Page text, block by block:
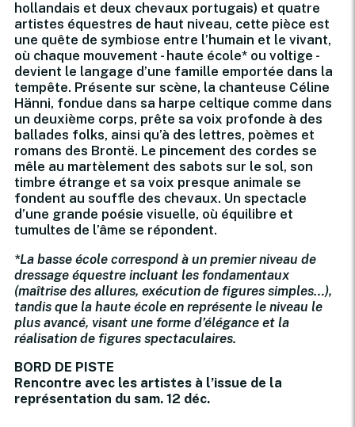
hollandais et deux chevaux portugais) et quatre
artistes équestres de haut niveau, cette pièce est
une quête de symbiose entre l’humain et le vivant,
où chaque mouvement - haute école* ou voltige -
devient le langage d’une famille emportée dans la
tempête. Présente sur scène, la chanteuse Céline
Hänni, fondue dans sa harpe celtique comme dans
un deuxième corps, prête sa voix profonde à des
ballades folks, ainsi qu’à des lettres, poèmes et
romans des Brontë. Le pincement des cordes se
mêle au martèlement des sabots sur le sol, son
timbre étrange et sa voix presque animale se
fondent au souffle des chevaux. Un spectacle
d’une grande poésie visuelle, où équilibre et
tumultes de l’âme se répondent.
*La basse école correspond à un premier niveau de
dressage équestre incluant les fondamentaux
(maîtrise des allures, exécution de figures simples…),
tandis que la haute école en représente le niveau le
plus avancé, visant une forme d’élégance et la
réalisation de figures spectaculaires.
BORD DE PISTE
Rencontre avec les artistes à l’issue de la
représentation du sam. 12 déc.